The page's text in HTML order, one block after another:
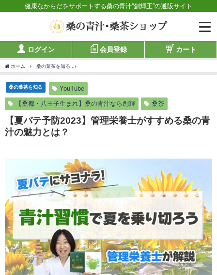
健康なからだをサポートする桑の青汁“創輝王”の通販サイト
ログイン 会員登録 カート
ホーム 桑の葉茶を知る
桑の葉茶を知る YouTube
【桑都・八王子生まれ】桑の青汁なら創輝 桑茶
【夏バテ予防2023】管理栄養士がすすめる桑の青
汁の魅力とは？